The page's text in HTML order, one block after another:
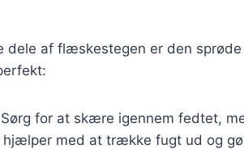
dele af flæskestegen er den
for at skære igennem fedtet,
hjælper med at trække fugt ud og